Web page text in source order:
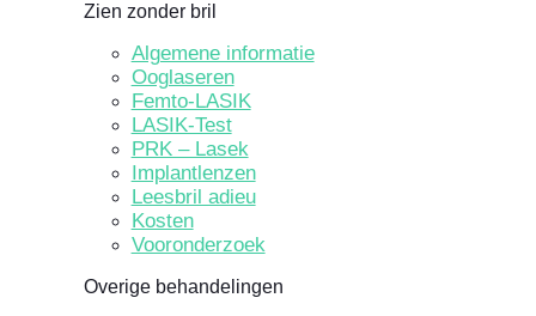
Zien zonder bril
Algemene informatie
Ooglaseren
Femto-LASIK
LASIK-Test
PRK – Lasek
Implantlenzen
Leesbril adieu
Kosten
Vooronderzoek
Overige behandelingen